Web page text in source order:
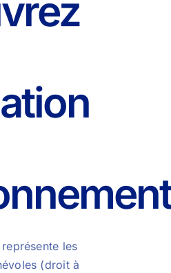
représente les
(droit à